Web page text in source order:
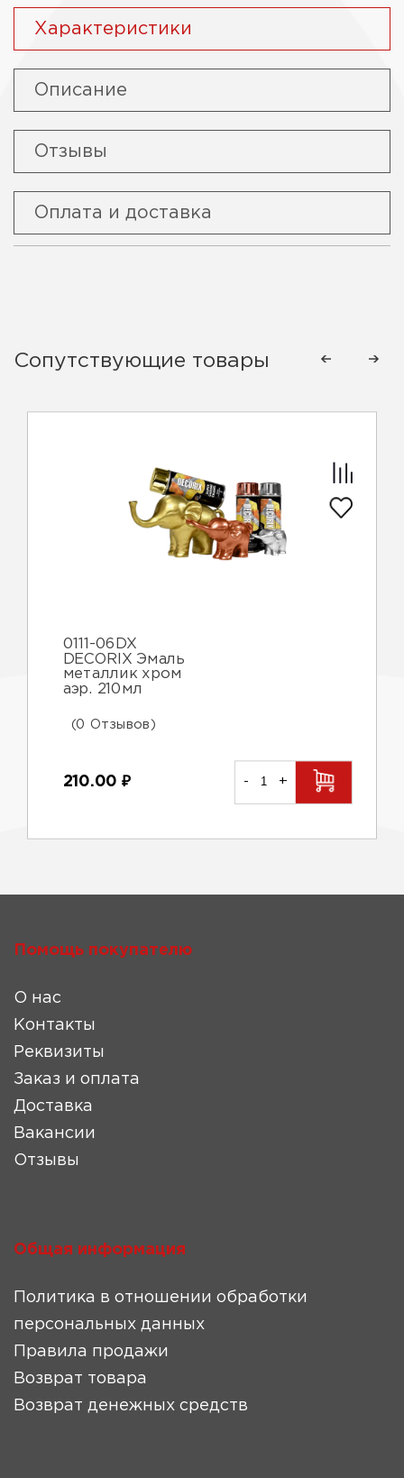
Характеристики
Описание
Отзывы
Оплата и доставка
Сопутствующие товары
0111-06DX
DECORIX Эмаль
металлик хром
аэр. 210мл
(0 Отзывов)
210.00 ₽ - +
Помощь покупателю
О нас
Контакты
Реквизиты
Заказ и оплата
Доставка
Вакансии
Отзывы
Общая информация
Политика в отношении обработки
персональных данных
Правила продажи
Возврат товара
Возврат денежных средств